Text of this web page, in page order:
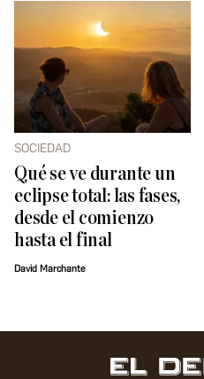
SOCIEDAD
Qué se ve durante un
eclipse total: las fases,
desde el comienzo
hasta el final
David Marchante